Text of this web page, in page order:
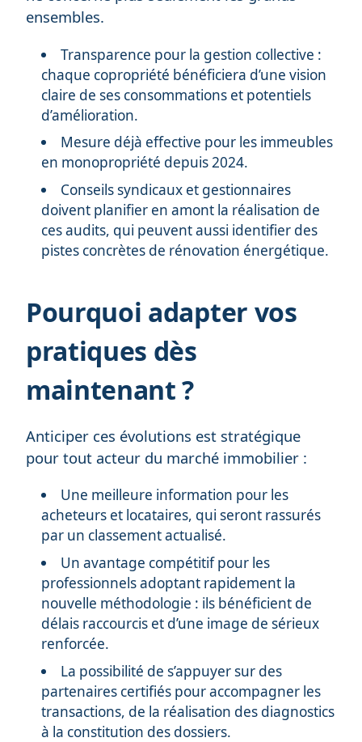
ensembles.
Transparence pour la gestion collective :
chaque copropriété bénéficiera d’une vision
claire de ses consommations et potentiels
d’amélioration.
Mesure déjà effective pour les immeubles
en monopropriété depuis 2024.
Conseils syndicaux et gestionnaires
doivent planifier en amont la réalisation de
ces audits, qui peuvent aussi identifier des
pistes concrètes de rénovation énergétique.
Pourquoi adapter vos
pratiques dès
maintenant ?
Anticiper ces évolutions est stratégique
pour tout acteur du marché immobilier :
Une meilleure information pour les
acheteurs et locataires, qui seront rassurés
par un classement actualisé.
Un avantage compétitif pour les
professionnels adoptant rapidement la
nouvelle méthodologie : ils bénéficient de
délais raccourcis et d’une image de sérieux
renforcée.
La possibilité de s’appuyer sur des
partenaires certifiés pour accompagner les
transactions, de la réalisation des diagnostics
à la constitution des dossiers.